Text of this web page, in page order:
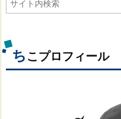
ち こプロフィール